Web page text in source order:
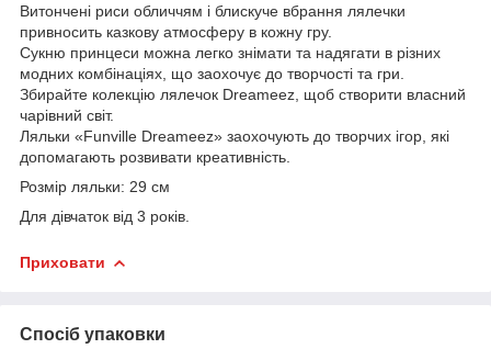
Витончені риси обличчям і блискуче вбрання лялечки
привносить казкову атмосферу в кожну гру.
Сукню принцеси можна легко знімати та надягати в різних
модних комбінаціях, що заохочує до творчості та гри.
Збирайте колекцію лялечок Dreameez, щоб створити власний
чарівний світ.
Ляльки «Funville Dreameez» заохочують до творчих ігор, які
допомагають розвивати креативність.
Розмір ляльки: 29 см
Для дівчаток від 3 років.
Приховати
Спосіб упаковки